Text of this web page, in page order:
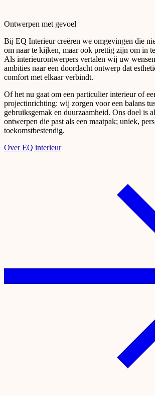
Ontwerpen met gevoel
Bij EQ Interieur creëren we omgevingen die
om naar te kijken, maar ook prettig zijn om in
Als interieurontwerpers vertalen wij uw
ambities naar een doordacht ontwerp dat
comfort met elkaar verbindt.
Of het nu gaat om een particulier interieur of
projectinrichting: wij zorgen voor een balans
gebruiksgemak en duurzaamheid. Ons doel is
ontwerpen die past als een maatpak; uniek,
toekomstbestendig.
Over EQ interieur